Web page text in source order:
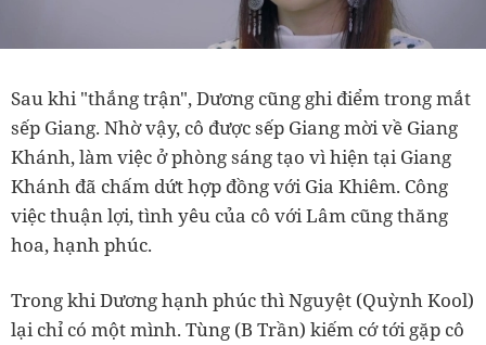
Sau khi "thắng trận", Dương cũng ghi điểm trong mắt
sếp Giang. Nhờ vậy, cô được sếp Giang mời về Giang
Khánh, làm việc ở phòng sáng tạo vì hiện tại Giang
Khánh đã chấm dứt hợp đồng với Gia Khiêm. Công
việc thuận lợi, tình yêu của cô với Lâm cũng thăng
hoa, hạnh phúc.
Trong khi Dương hạnh phúc thì Nguyệt (Quỳnh Kool)
lại chỉ có một mình. Tùng (B Trần) kiếm cớ tới gặp cô